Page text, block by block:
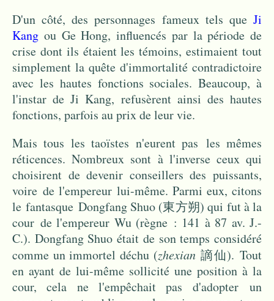
D'un côté, des personnages fameux tels que Ji
Kang ou Ge Hong, influencés par la période de
crise dont ils étaient les témoins, estimaient tout
simplement la quête d'immortalité contradictoire
avec les hautes fonctions sociales. Beaucoup, à
l'instar de Ji Kang, refusèrent ainsi des hautes
fonctions, parfois au prix de leur vie.
Mais tous les taoïstes n'eurent pas les mêmes
réticences. Nombreux sont à l'inverse ceux qui
choisirent de devenir conseillers des puissants,
voire de l'empereur lui-même. Parmi eux, citons
le fantasque Dongfang Shuo (東方朔) qui fut à la
cour de l'empereur Wu (règne : 141 à 87 av. J.-
C.). Dongfang Shuo était de son temps considéré
comme un immortel déchu (zhexian謫仙). Tout
en ayant de lui-même sollicité une position à la
cour, cela ne l'empêchait pas d'adopter un